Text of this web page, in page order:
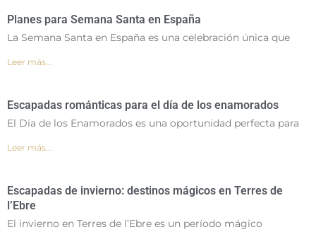
Planes para Semana Santa en España
La Semana Santa en España es una celebración única que
Leer más...
Escapadas románticas para el día de los enamorados
El Día de los Enamorados es una oportunidad perfecta para
Leer más...
Escapadas de invierno: destinos mágicos en Terres de
l’Ebre
El invierno en Terres de l’Ebre es un período mágico